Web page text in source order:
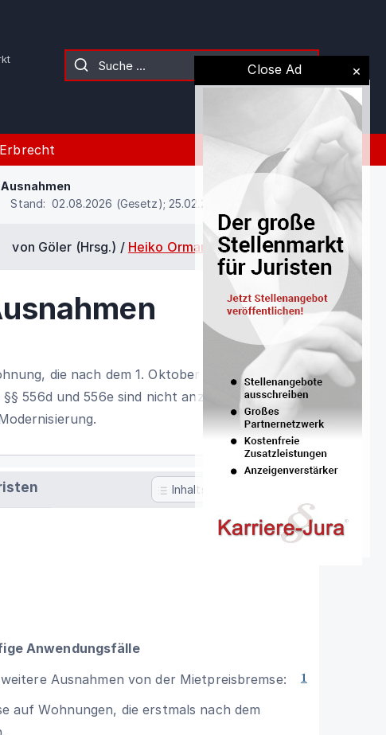
Erbrecht
Stand: 02.08.2026 (Gesetz); 25.02.2021 (Kommentierung)
Close Ad
von Göler (Hrsg.) / Heiko Ormanschick/ § 556f
die nach dem 1. Oktober 2014
556d und 556e sind nicht anzuwenden auf
Inhaltsverzeichnis
Anwendungsfälle
1
Ausnahmen von der Mietpreisbremse:
auf Wohnungen, die erstmals nach dem